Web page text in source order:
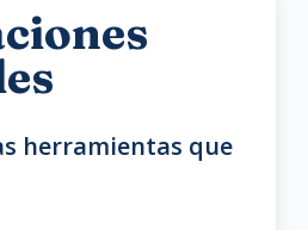
herramientas que